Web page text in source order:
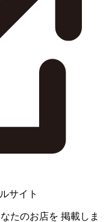
サイト
たのお店を 掲載しま